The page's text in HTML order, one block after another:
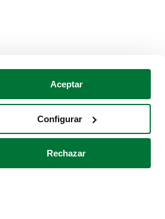
Aceptar
Configurar
Rechazar